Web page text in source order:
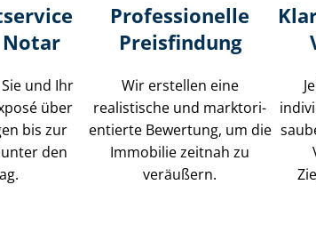
Notar
und Ihr
über
bis zur
den
Professionelle
Preisfindung
Wir erstellen eine
realistische und markt­ori­
en­tier­te Bewertung, um die
Immobilie zeitnah zu
veräußern.